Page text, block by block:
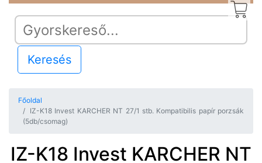
Keresés
Főoldal
IZ-K18 Invest KARCHER NT 27/1 stb. Kompatibilis papír porzsák
(5db/csomag)
IZ-K18 Invest KARCHER NT